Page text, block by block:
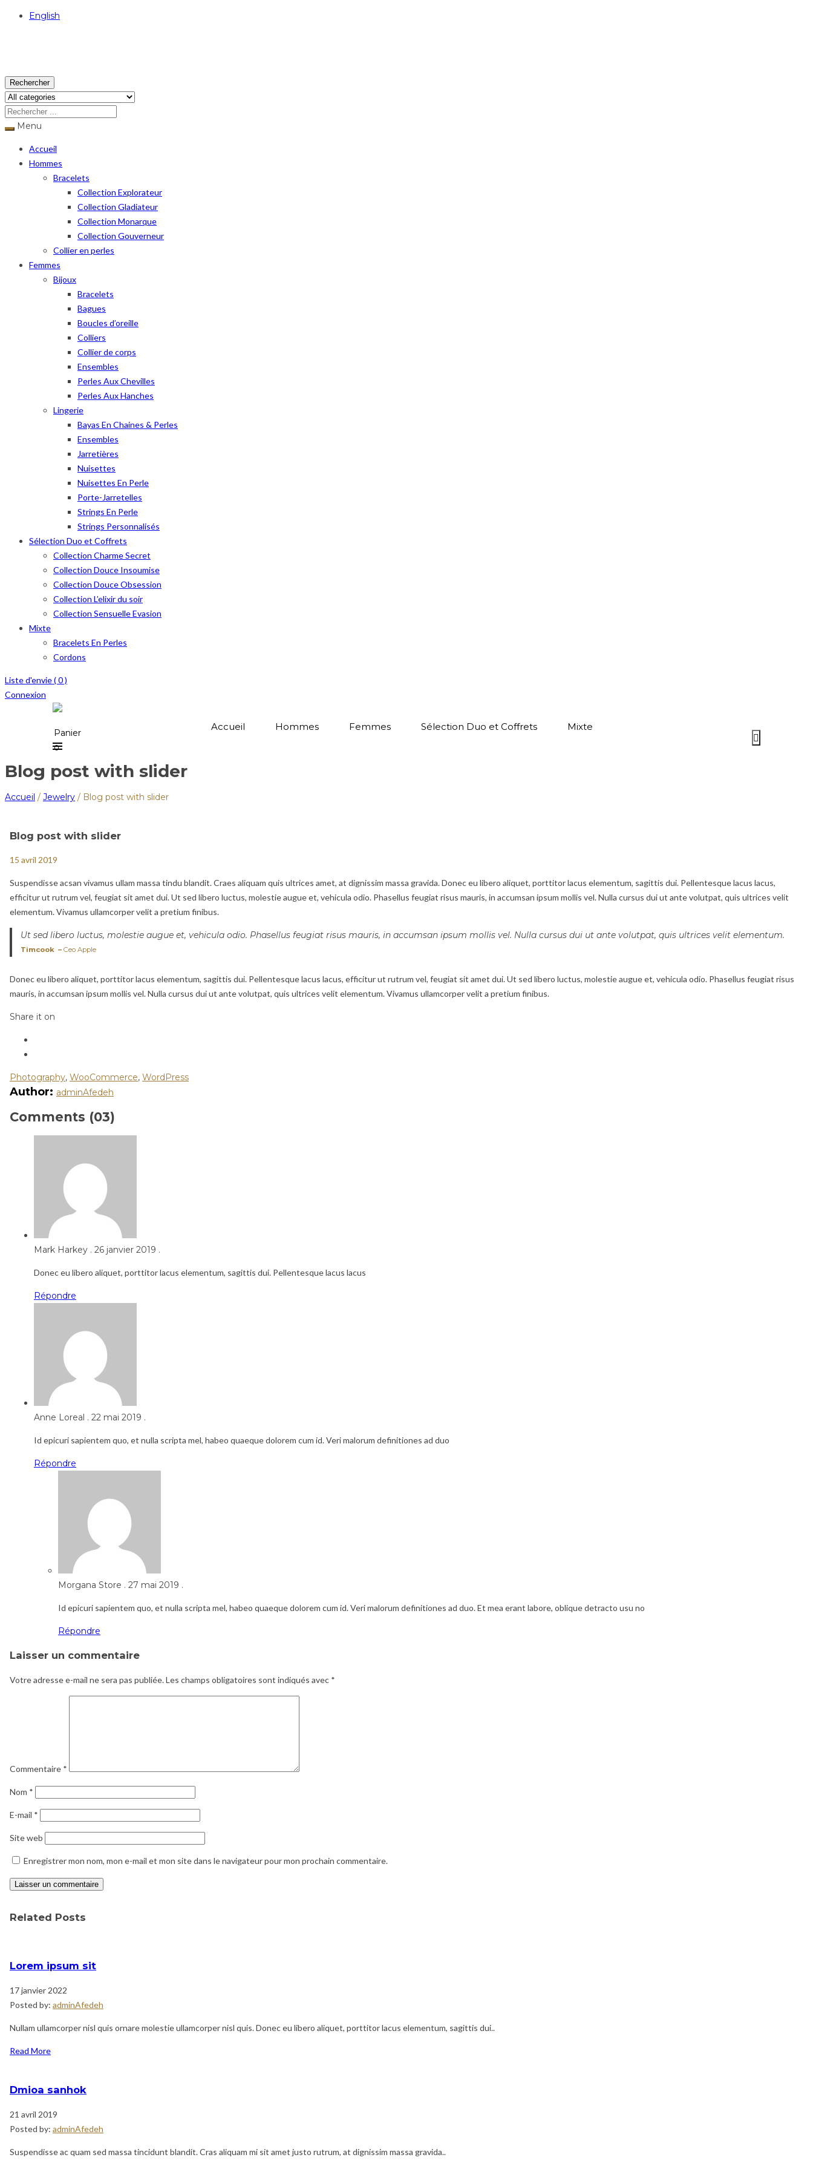
English
Rechercher
Menu
Accueil
Hommes
Bracelets
Collection Explorateur
Collection Gladiateur
Collection Monarque
Collection Gouverneur
Collier en perles
Femmes
Bijoux
Bracelets
Bagues
Boucles d’oreille
Colliers
Collier de corps
Ensembles
Perles Aux Chevilles
Perles Aux Hanches
Lingerie
Bayas En Chaines & Perles
Ensembles
Jarretières
Nuisettes
Nuisettes En Perle
Porte-Jarretelles
Strings En Perle
Strings Personnalisés
Sélection Duo et Coffrets
Collection Charme Secret
Collection Douce Insoumise
Collection Douce Obsession
Collection L’elixir du soir
Collection Sensuelle Evasion
Mixte
Bracelets En Perles
Cordons
Liste d'envie (0)
Connexion
Accueil Hommes Femmes Sélection Duo et Coffrets Mixte
Panier
0
Blog post with slider
Accueil / Jewelry / Blog post with slider
Blog post with slider
15 avril 2019
Suspendisse acsan vivamus ullam massa tindu blandit. Craes aliquam quis ultrices amet, at dignissim massa gravida. Donec eu libero aliquet, porttitor lacus elementum, sagittis dui. Pellentesque lacus lacus,
efficitur ut rutrum vel, feugiat sit amet dui. Ut sed libero luctus, molestie augue et, vehicula odio. Phasellus feugiat risus mauris, in accumsan ipsum mollis vel. Nulla cursus dui ut ante volutpat, quis ultrices velit
elementum. Vivamus ullamcorper velit a pretium finibus.
Ut sed libero luctus, molestie augue et, vehicula odio. Phasellus feugiat risus mauris, in accumsan ipsum mollis vel. Nulla cursus dui ut ante volutpat, quis ultrices velit elementum.
Timcook –Ceo Apple
Donec eu libero aliquet, porttitor lacus elementum, sagittis dui. Pellentesque lacus lacus, efficitur ut rutrum vel, feugiat sit amet dui. Ut sed libero luctus, molestie augue et, vehicula odio. Phasellus feugiat risus
mauris, in accumsan ipsum mollis vel. Nulla cursus dui ut ante volutpat, quis ultrices velit elementum. Vivamus ullamcorper velit a pretium finibus.
Share it on
Photography, WooCommerce, WordPress
Author: adminAfedeh
Comments (03)
Mark Harkey . 26 janvier 2019 .
Donec eu libero aliquet, porttitor lacus elementum, sagittis dui. Pellentesque lacus lacus
Répondre
Anne Loreal . 22 mai 2019 .
Id epicuri sapientem quo, et nulla scripta mel, habeo quaeque dolorem cum id. Veri malorum definitiones ad duo
Répondre
Morgana Store . 27 mai 2019 .
Id epicuri sapientem quo, et nulla scripta mel, habeo quaeque dolorem cum id. Veri malorum definitiones ad duo. Et mea erant labore, oblique detracto usu no
Répondre
Laisser un commentaire
Votre adresse e-mail ne sera pas publiée.Les champs obligatoires sont indiqués avec *
Commentaire *
Nom *
E-mail *
Site web
Enregistrer mon nom, mon e-mail et mon site dans le navigateur pour mon prochain commentaire.
Related Posts
Lorem ipsum sit
17 janvier 2022
Posted by: adminAfedeh
Nullam ullamcorper nisl quis ornare molestie ullamcorper nisl quis. Donec eu libero aliquet, porttitor lacus elementum, sagittis dui..
Read More
Dmioa sanhok
21 avril 2019
Posted by: adminAfedeh
Suspendisse ac quam sed massa tincidunt blandit. Cras aliquam mi sit amet justo rutrum, at dignissim massa gravida..